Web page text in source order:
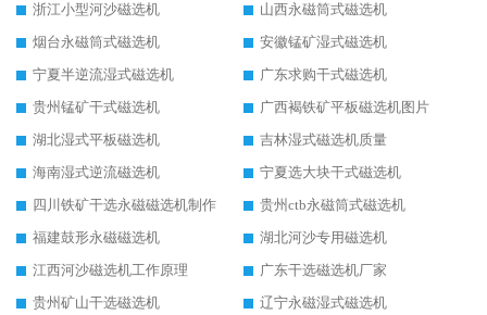
浙江小型河沙磁选机
山西永磁筒式磁选机
烟台永磁筒式磁选机
安徽锰矿湿式磁选机
宁夏半逆流湿式磁选机
广东求购干式磁选机
贵州锰矿干式磁选机
广西褐铁矿平板磁选机图片
湖北湿式平板磁选机
吉林湿式磁选机质量
海南湿式逆流磁选机
宁夏选大块干式磁选机
四川铁矿干选永磁磁选机制作
贵州ctb永磁筒式磁选机
福建鼓形永磁磁选机
湖北河沙专用磁选机
江西河沙磁选机工作原理
广东干选磁选机厂家
贵州矿山干选磁选机
辽宁永磁湿式磁选机